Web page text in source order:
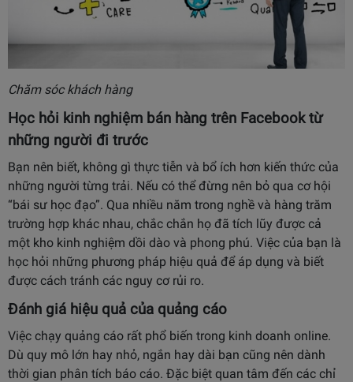
Chăm sóc khách hàng
Học hỏi kinh nghiệm bán hàng trên Facebook từ
những người đi trước
Bạn nên biết, không gì thực tiễn và bổ ích hơn kiến thức của
những người từng trải. Nếu có thể đừng nên bỏ qua cơ hội
“bái sư học đạo”. Qua nhiều năm trong nghề và hàng trăm
trường hợp khác nhau, chắc chắn họ đã tích lũy được cả
một kho kinh nghiệm dồi dào và phong phú. Việc của bạn là
học hỏi những phương pháp hiệu quả để áp dụng và biết
được cách tránh các nguy cơ rủi ro.
Đánh giá hiệu quả của quảng cáo
Việc chạy quảng cáo rất phổ biến trong kinh doanh online.
Dù quy mô lớn hay nhỏ, ngắn hay dài bạn cũng nên dành
thời gian phân tích báo cáo. Đặc biệt quan tâm đến các chỉ